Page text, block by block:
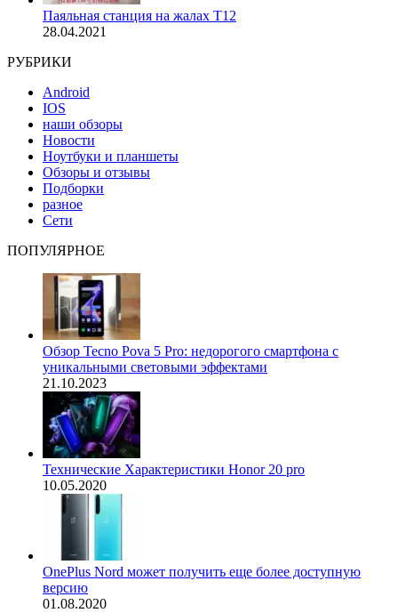
Паяльная станция на жалах T12
28.04.2021
РУБРИКИ
Android
IOS
наши обзоры
Новости
Ноутбуки и планшеты
Обзоры и отзывы
Подборки
разное
Сети
ПОПУЛЯРНОЕ
Обзор Tecno Pova 5 Pro: недорогого смартфона с
уникальными световыми эффектами
21.10.2023
Технические Характеристики Honor 20 pro
10.05.2020
OnePlus Nord может получить еще более доступную
версию
01.08.2020